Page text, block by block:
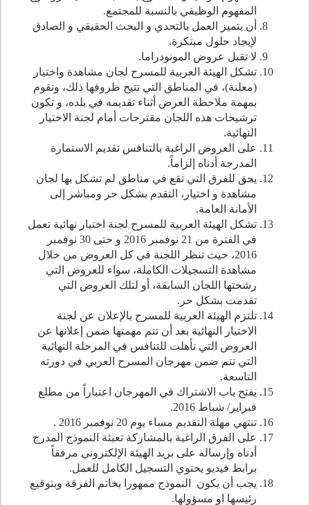
المفهوم الوظيفي بالنسبة للمجتمع.
أن يتميز العمل بالتحدي و البحث الحقيقي و الصادق
لإيجاد حلول مبتكرة.
لا تقبل عروض المونودراما.
تشكل الهيئة العربية للمسرح لجان مشاهدة واختيار
(معلنة)، في المناطق التي تتيح ظروفها ذلك، وتقوم
بمهمة ملاحظة العرض أثناء تقديمه في بلده، و تكون
ترشيحات هذه اللجان مقترحات أمام لجنة الاختيار
النهائية.
على العروض الراغبة بالتنافس تقديم الاستمارة
المدرجة أدناه إلزاماً.
يحق للفرق التي تقع في مناطق لم تشكل بها لجان
مشاهدة و اختيار، التقدم بشكل حر ومباشر إلى
الأمانة العامة.
تشكل الهيئة العربية للمسرح لجنة اختيار نهائية تعمل
في الفترة من 21 نوفمبر 2016 و حتى 30 نوفمبر
2016، حيث تنظر اللجنة في كل العروض من خلال
مشاهدة التسجيلات الكاملة، سواء للعروض التي
رشحتها اللجان السابقة، أو لتلك العروض التي
تقدمت بشكل حر.
تلتزم الهيئة العربية للمسرح بالإعلان عن لجنة
الاختيار النهائية بعد أن تتم مهمتها ضمن إعلانها عن
العروض التي تأهلت للتنافس في المرحلة النهائية
التي تتم ضمن مهرجان المسرح العربي في دورته
التاسعة.
يفتح باب الاشتراك في المهرجان اعتباراً من مطلع
فبراير/ شباط 2016
.
تنتهي مهلة التقديم مساء يوم 20 نوفمبر 2016
.
على الفرق الراغبة بالمشاركة تعبئة النموذج المدرج
أدناه وإرساله على بريد الهيئة الإلكتروني مرفقاً
برابط فيديو يحتوي التسجيل الكامل للعمل.
يجب أن يكون النموذج ممهورا بخاتم الفرقة وبتوقيع
رئيسها او مسؤولها.